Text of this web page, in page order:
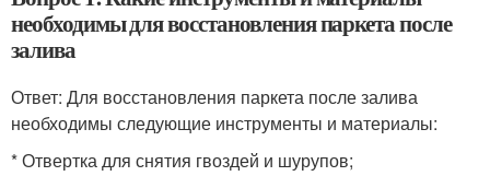
необходимы для восстановления паркета после
залива
Ответ: Для восстановления паркета после залива
необходимы следующие инструменты и материалы:
* Отвертка для снятия гвоздей и шурупов;